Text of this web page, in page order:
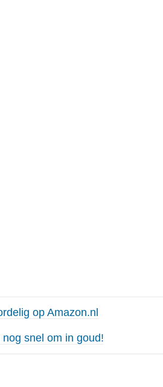
op Amazon.nl
snel om in goud!